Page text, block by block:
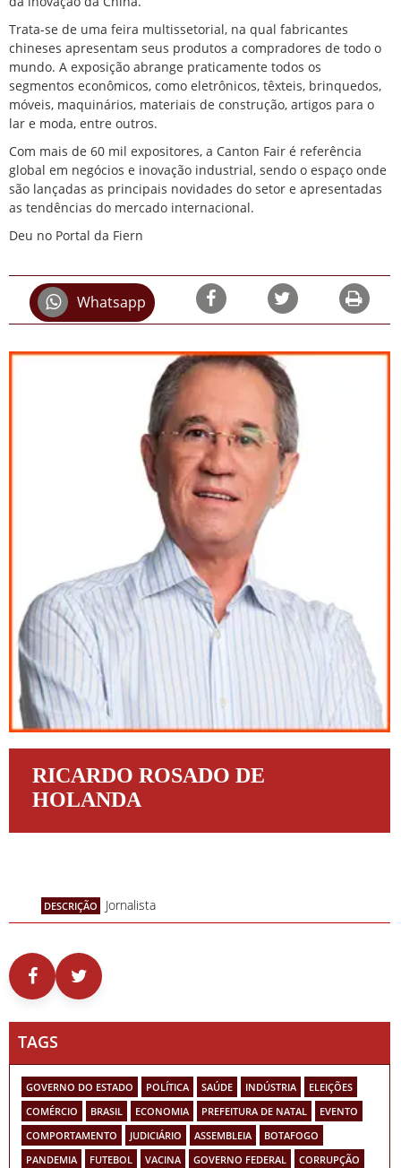
Trata-se de uma feira multissetorial, na qual fabricantes
chineses apresentam seus produtos a compradores de todo o
mundo. A exposição abrange praticamente todos os
segmentos econômicos, como eletrônicos, têxteis, brinquedos,
móveis, maquinários, materiais de construção, artigos para o
lar e moda, entre outros.
Com mais de 60 mil expositores, a Canton Fair é referência
global em negócios e inovação industrial, sendo o espaço onde
são lançadas as principais novidades do setor e apresentadas
as tendências do mercado internacional.
Deu no Portal da Fiern
Whatsapp
RICARDO ROSADO DE
HOLANDA
DESCRIÇÃO Jornalista
TAGS
GOVERNO DO ESTADO POLÍTICA SAÚDE INDÚSTRIA
ELEIÇÕES
COMÉRCIO
BRASIL ECONOMIA PREFEITURA DE NATAL
EVENTO
COMPORTAMENTO
JUDICIÁRIO ASSEMBLEIA
BOTAFOGO
PANDEMIA
FUTEBOL VACINA GOVERNO FEDERAL
CORRUPÇÃO